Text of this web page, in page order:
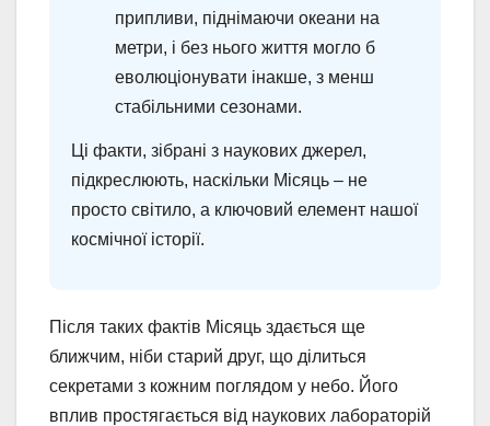
припливи, піднімаючи океани на
метри, і без нього життя могло б
еволюціонувати інакше, з менш
стабільними сезонами.
Ці факти, зібрані з наукових джерел,
підкреслюють, наскільки Місяць – не
просто світило, а ключовий елемент нашої
космічної історії.
Після таких фактів Місяць здається ще
ближчим, ніби старий друг, що ділиться
секретами з кожним поглядом у небо. Його
вплив простягається від наукових лабораторій